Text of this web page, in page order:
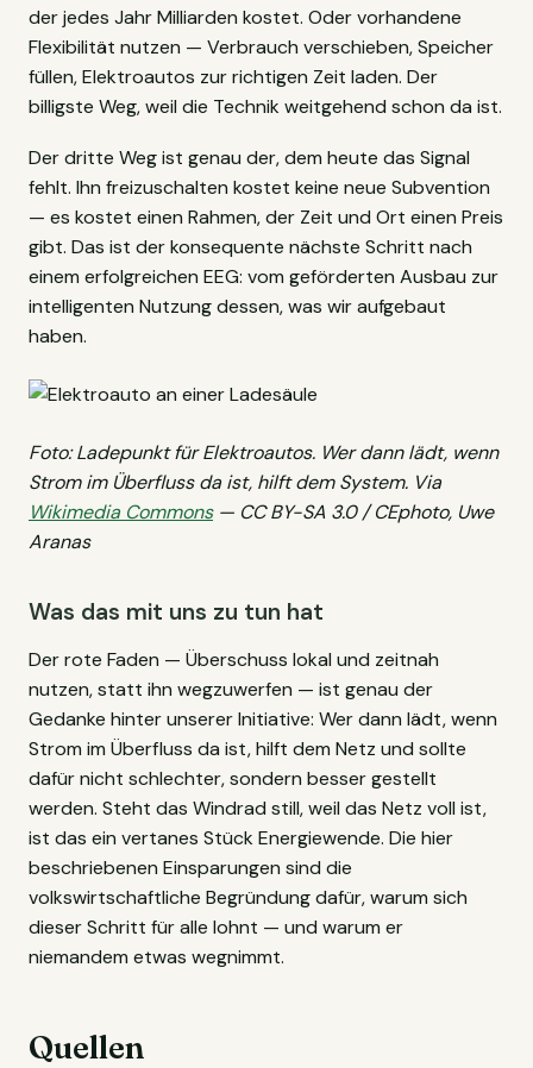
der jedes Jahr Milliarden kostet. Oder vorhandene
Flexibilität nutzen — Verbrauch verschieben, Speicher
füllen, Elektroautos zur richtigen Zeit laden. Der
billigste Weg, weil die Technik weitgehend schon da ist.
Der dritte Weg ist genau der, dem heute das Signal
fehlt. Ihn freizuschalten kostet keine neue Subvention
— es kostet einen Rahmen, der Zeit und Ort einen Preis
gibt. Das ist der konsequente nächste Schritt nach
einem erfolgreichen EEG: vom geförderten Ausbau zur
intelligenten Nutzung dessen, was wir aufgebaut
haben.
Foto: Ladepunkt für Elektroautos. Wer dann lädt, wenn
Strom im Überfluss da ist, hilft dem System. Via
Wikimedia Commons— CC BY-SA 3.0 / CEphoto, Uwe
Aranas
Was das mit uns zu tun hat
Der rote Faden — Überschuss lokal und zeitnah
nutzen, statt ihn wegzuwerfen — ist genau der
Gedanke hinter unserer Initiative: Wer dann lädt, wenn
Strom im Überfluss da ist, hilft dem Netz und sollte
dafür nicht schlechter, sondern besser gestellt
werden. Steht das Windrad still, weil das Netz voll ist,
ist das ein vertanes Stück Energiewende. Die hier
beschriebenen Einsparungen sind die
volkswirtschaftliche Begründung dafür, warum sich
dieser Schritt für alle lohnt — und warum er
niemandem etwas wegnimmt.
Quellen